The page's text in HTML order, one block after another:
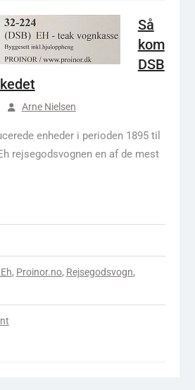
Så
kom
DSB
Arne Nielsen
enheder i perioden 1895 til
rejsegodsvognen en af de mest
, Proinor.no, Rejsegodsvogn,